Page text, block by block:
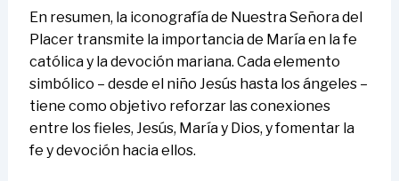
En resumen, la iconografía de Nuestra Señora del
Placer transmite la importancia de María en la fe
católica y la devoción mariana. Cada elemento
simbólico – desde el niño Jesús hasta los ángeles –
tiene como objetivo reforzar las conexiones
entre los fieles, Jesús, María y Dios, y fomentar la
fe y devoción hacia ellos.